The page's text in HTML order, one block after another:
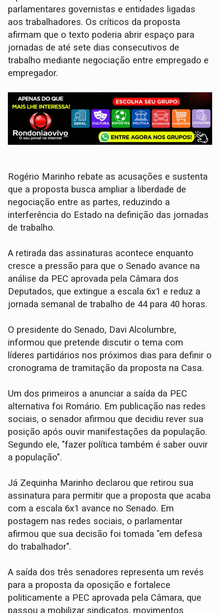
parlamentares governistas e entidades ligadas
aos trabalhadores. Os críticos da proposta
afirmam que o texto poderia abrir espaço para
jornadas de até sete dias consecutivos de
trabalho mediante negociação entre empregado e
empregador.
Rogério Marinho rebate as acusações e sustenta
que a proposta busca ampliar a liberdade de
negociação entre as partes, reduzindo a
interferência do Estado na definição das jornadas
de trabalho.
A retirada das assinaturas acontece enquanto
cresce a pressão para que o Senado avance na
análise da PEC aprovada pela Câmara dos
Deputados, que extingue a escala 6x1 e reduz a
jornada semanal de trabalho de 44 para 40 horas.
O presidente do Senado, Davi Alcolumbre,
informou que pretende discutir o tema com
líderes partidários nos próximos dias para definir o
cronograma de tramitação da proposta na Casa.
Um dos primeiros a anunciar a saída da PEC
alternativa foi Romário. Em publicação nas redes
sociais, o senador afirmou que decidiu rever sua
posição após ouvir manifestações da população.
Segundo ele, "fazer política também é saber ouvir
a população".
Já Zequinha Marinho declarou que retirou sua
assinatura para permitir que a proposta que acaba
com a escala 6x1 avance no Senado. Em
postagem nas redes sociais, o parlamentar
afirmou que sua decisão foi tomada "em defesa
do trabalhador".
A saída dos três senadores representa um revés
para a proposta da oposição e fortalece
politicamente a PEC aprovada pela Câmara, que
passou a mobilizar sindicatos, movimentos